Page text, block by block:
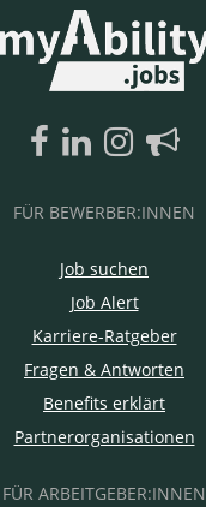
FÜR BEWERBER:INNEN
Job suchen
Job Alert
Karriere-Ratgeber
Fragen & Antworten
Benefits erklärt
Partnerorganisationen
FÜR ARBEITGEBER:INNEN